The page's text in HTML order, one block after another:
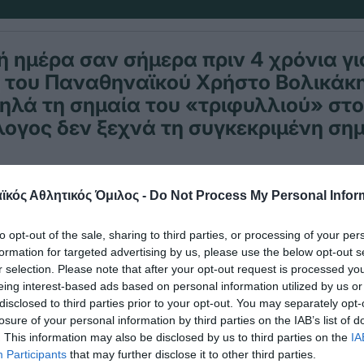
Αθλητικός Όμιλος - Do Not Process My Personal
opt-out of the sale, sharing to third parties, or processing of your
for targeted advertising by us, please use the below opt-out
selection. Please note that after your opt-out request is processed
interest-based ads based on personal information utilized by us
to third parties prior to your opt-out. You may separately
of your personal information by third parties on the IAB’s list of
This information may also be disclosed by us to third parties on the
Participants that may further disclose it to other third parties.
ημέρα σαν σήμερα πριν 4 χρόνια
Παναθηναϊκού Χρήστο
τη σημαία του «τριφυλλιού»
δεν ξεχνά τη συγκεκριμένη
Point Race της γενικής βαθμολογίας της σεζόν